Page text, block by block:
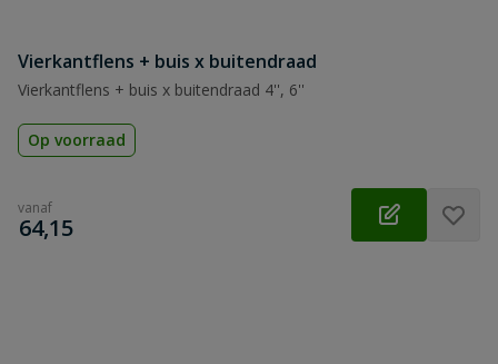
Vierkantflens + buis x buitendraad
Vierkantflens + buis x buitendraad 4'', 6''
Op voorraad
vanaf
€
64,15